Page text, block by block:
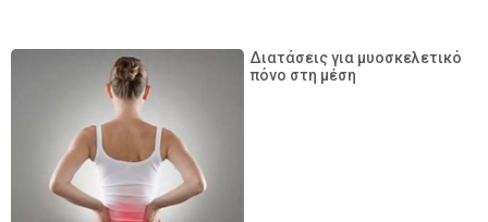
Διατάσεις για μυοσκελετικό
πόνο στη μέση